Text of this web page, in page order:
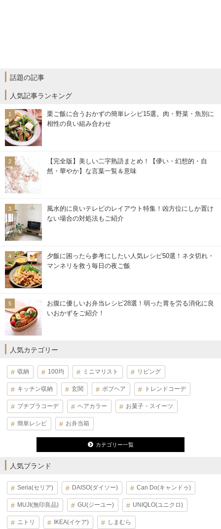
話題の記事
人気記事ランキング
栗ご飯に合うおかずの簡単レシピ15選。肉・野菜・魚別に
相性の良い組み合わせ
【完全版】美しい二字熟語まとめ！【儚い・幻想的・自
然・華やか】な言葉一覧＆意味
風水的に良いテレビのレイアウト特集！凶方位にしか置け
ない場合の対処法もご紹介
夕飯に困ったら参考にしたい人気レシピ50選！ネタ切れ・
マンネリを救う毎日の夜ご飯
お腹に優しいお弁当レシピ28選！弱った胃を労る消化に良
いおかずをご紹介！
人気カテゴリー
収納 100均 ミニマリスト リビング
キッチン収納 玄関 ボブヘア トレンドコーデ
プチプラコーデ ヘアカラー お菓子・スイーツ
簡単レシピ お弁当箱
カテゴリー一覧
人気ブランド
Seria(セリア) DAISO(ダイソー) Can Do(キャンドゥ)
MUJI(無印良品) GU(ジーユー) UNIQLO(ユニクロ)
ニトリ IKEA(イケア) しまむら